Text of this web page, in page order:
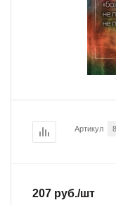
Артикул
207 руб./шт